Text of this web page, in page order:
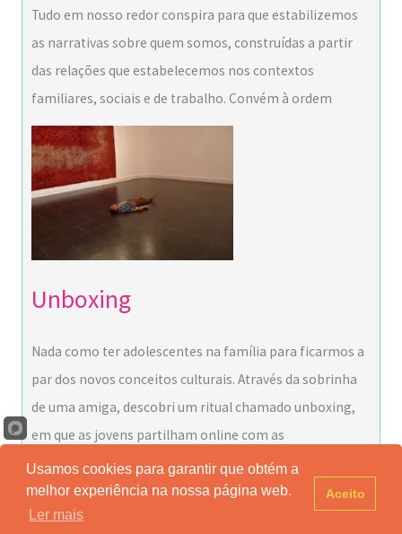
Tudo em nosso redor conspira para que estabilizemos
as narrativas sobre quem somos, construídas a partir
das relações que estabelecemos nos contextos
familiares, sociais e de trabalho. Convém à ordem
Unboxing
Nada como ter adolescentes na família para ficarmos a
par dos novos conceitos culturais. Através da sobrinha
de uma amiga, descobri um ritual chamado unboxing,
em que as jovens partilham online com as
Usamos cookies para garantir que obtém a
melhor experiência na nossa página web.
Ler mais
Aceito